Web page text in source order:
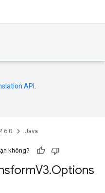
API
Java
không?
V3.Options